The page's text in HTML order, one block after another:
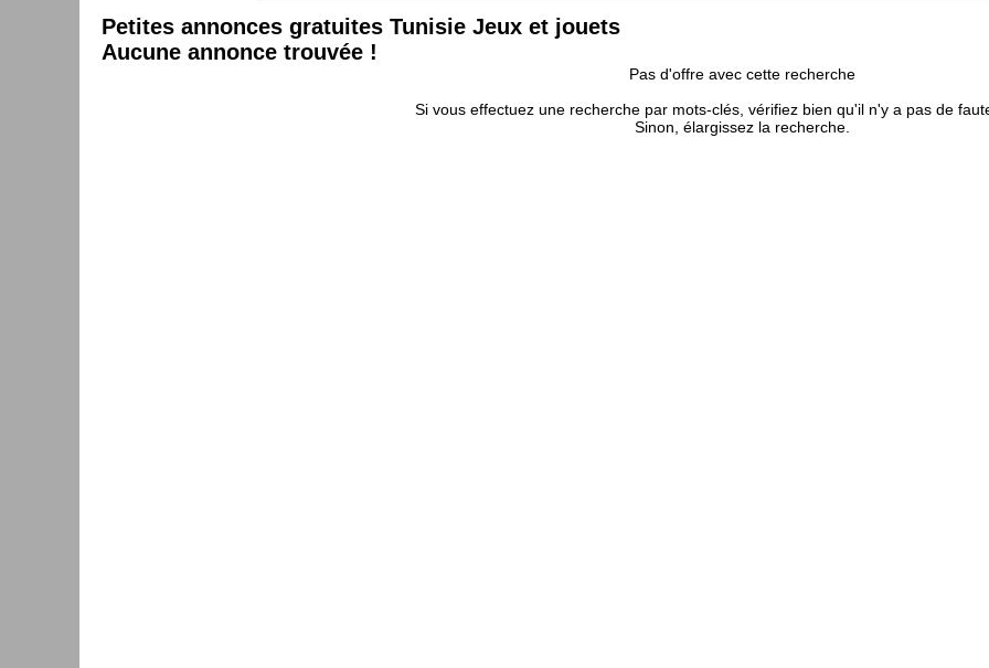
Petites annonces gratuites Tunisie Jeux et jouets
Aucune annonce trouvée !
Pas d'offre avec cette recherche
Si vous effectuez une recherche par mots-clés, vérifiez bien qu'il n'y a pas de
Sinon, élargissez la recherche.